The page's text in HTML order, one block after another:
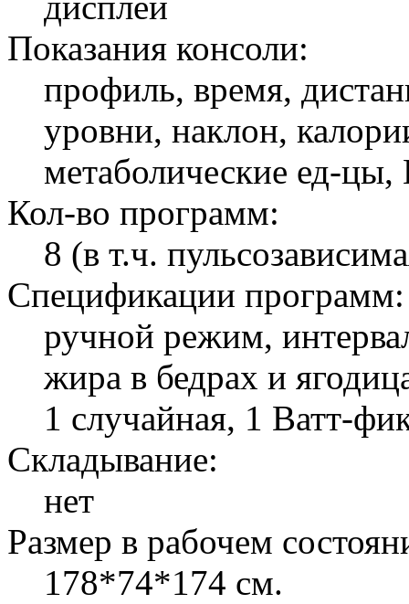
Показания консоли:
профиль, время,
уровни, наклон,
метаболические ед-цы,
Кол-во программ:
8 (в т.ч.
Спецификации программ:
ручной режим,
жира в бедрах и
1 случайная, 1 Ватт-
Складывание:
нет
Размер в рабочем
178*74*174 см.